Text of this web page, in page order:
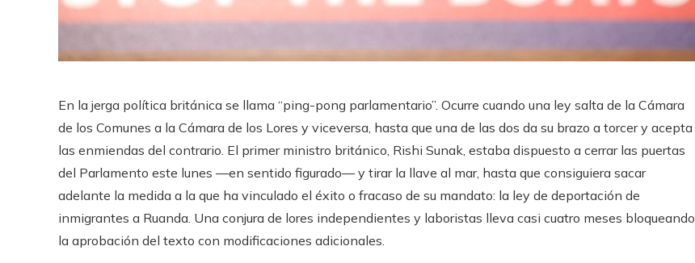
En la jerga política británica se llama “ping-pong parlamentario”. Ocurre cuando una ley salta de la Cámara
de los Comunes a la Cámara de los Lores y viceversa, hasta que una de las dos da su brazo a torcer y acepta
las enmiendas del contrario. El primer ministro británico, Rishi Sunak, estaba dispuesto a cerrar las puertas
del Parlamento este lunes —en sentido figurado— y tirar la llave al mar, hasta que consiguiera sacar
adelante la medida a la que ha vinculado el éxito o fracaso de su mandato: la ley de deportación de
inmigrantes a Ruanda. Una conjura de lores independientes y laboristas lleva casi cuatro meses bloqueando
la aprobación del texto con modificaciones adicionales.